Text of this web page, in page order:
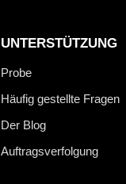
UNTERSTÜTZUNG
Probe
Häufig gestellte Fragen
Der Blog
Auftragsverfolgung